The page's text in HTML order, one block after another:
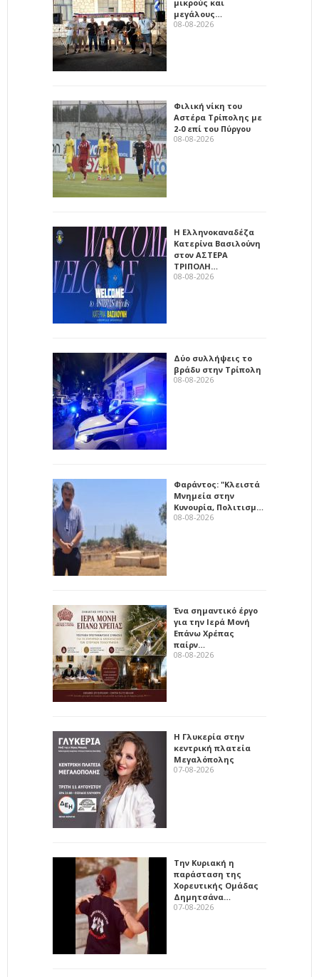
μικρούς και
μεγάλους…
08-08-2026
Φιλική νίκη του
Αστέρα Τρίπολης με
2-0 επί του Πύργου
08-08-2026
Η Ελληνοκαναδέζα
Κατερίνα Βασιλούνη
στον ΑΣΤΕΡΑ
ΤΡΙΠΟΛΗ…
08-08-2026
Δύο συλλήψεις το
βράδυ στην Τρίπολη
08-08-2026
Φαράντος: "Κλειστά
Μνημεία στην
Κυνουρία, Πολιτισμ…
08-08-2026
Ένα σημαντικό έργο
για την Ιερά Μονή
Επάνω Χρέπας
παίρν…
08-08-2026
Η Γλυκερία στην
κεντρική πλατεία
Μεγαλόπολης
07-08-2026
Την Κυριακή η
παράσταση της
Χορευτικής Ομάδας
Δημητσάνα…
07-08-2026